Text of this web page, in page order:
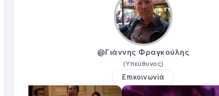
@Γιάννης Φραγκούλης
(Υπεύθυνος)
Επικοινωνία